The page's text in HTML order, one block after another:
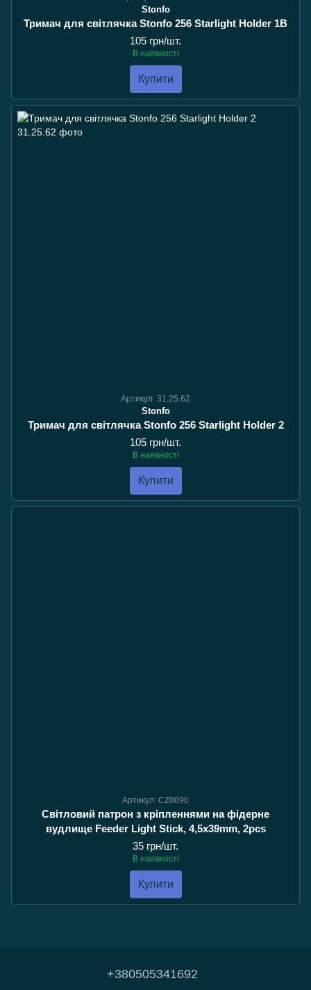
Stonfo
Тримач для світлячка Stonfo 256 Starlight Holder 1B
105 грн/шт.
В наявності
Купити
Артикул: 31.25.62
Stonfo
Тримач для світлячка Stonfo 256 Starlight Holder 2
105 грн/шт.
В наявності
Купити
Артикул: CZ8090
Світловий патрон з кріпленнями на фідерне
вудлище Feeder Light Stick, 4,5x39mm, 2pcs
35 грн/шт.
В наявності
Купити
+380505341692